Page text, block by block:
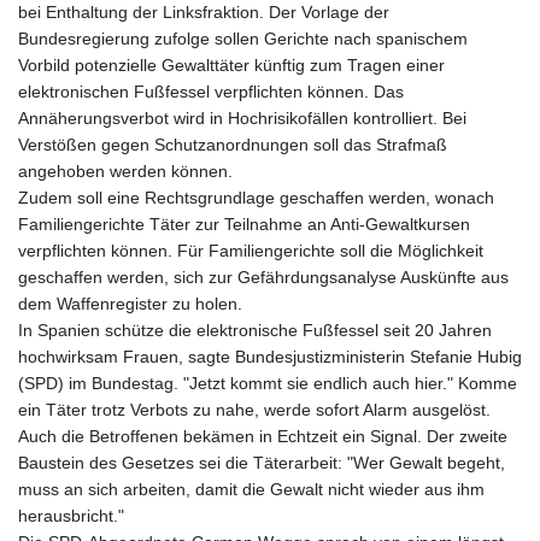
bei Enthaltung der Linksfraktion. Der Vorlage der
Bundesregierung zufolge sollen Gerichte nach spanischem
Vorbild potenzielle Gewalttäter künftig zum Tragen einer
elektronischen Fußfessel verpflichten können. Das
Annäherungsverbot wird in Hochrisikofällen kontrolliert. Bei
Verstößen gegen Schutzanordnungen soll das Strafmaß
angehoben werden können.
Zudem soll eine Rechtsgrundlage geschaffen werden, wonach
Familiengerichte Täter zur Teilnahme an Anti-Gewaltkursen
verpflichten können. Für Familiengerichte soll die Möglichkeit
geschaffen werden, sich zur Gefährdungsanalyse Auskünfte aus
dem Waffenregister zu holen.
In Spanien schütze die elektronische Fußfessel seit 20 Jahren
hochwirksam Frauen, sagte Bundesjustizministerin Stefanie Hubig
(SPD) im Bundestag. "Jetzt kommt sie endlich auch hier." Komme
ein Täter trotz Verbots zu nahe, werde sofort Alarm ausgelöst.
Auch die Betroffenen bekämen in Echtzeit ein Signal. Der zweite
Baustein des Gesetzes sei die Täterarbeit: "Wer Gewalt begeht,
muss an sich arbeiten, damit die Gewalt nicht wieder aus ihm
herausbricht."